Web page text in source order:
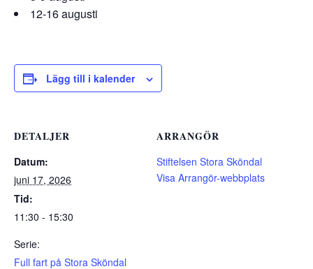
12-16 augusti
Lägg till i kalender
DETALJER
Datum:
juni 17, 2026
Tid:
11:30 - 15:30
Serie:
Full fart på Stora Sköndal
ARRANGÖR
Stiftelsen Stora Sköndal
Visa Arrangör-webbplats